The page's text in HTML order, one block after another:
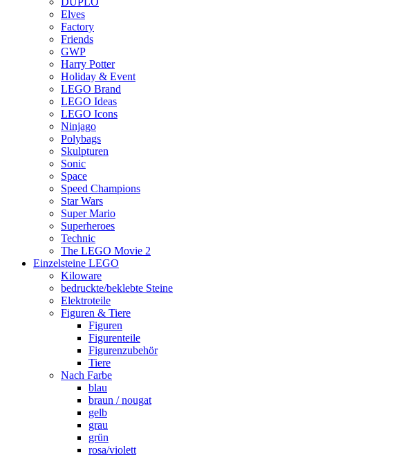
Elves
Factory
Friends
GWP
Harry Potter
Holiday & Event
LEGO Brand
LEGO Ideas
LEGO Icons
Ninjago
Polybags
Skulpturen
Sonic
Space
Speed Champions
Star Wars
Super Mario
Superheroes
Technic
The LEGO Movie 2
Einzelsteine LEGO
Kiloware
bedruckte/beklebte Steine
Elektroteile
Figuren & Tiere
Figuren
Figurenteile
Figurenzubehör
Tiere
Nach Farbe
blau
braun / nougat
gelb
grau
grün
rosa/violett